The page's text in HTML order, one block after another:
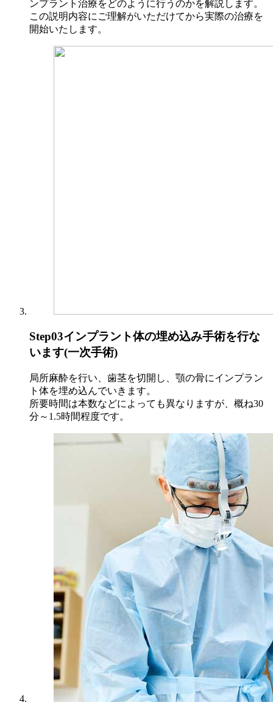
ンプラント治療をどのように行うのかを解説します。
この説明内容にご理解がいただけてから実際の治療を
開始いたします。
Step03インプラント体の埋め込み手術を行な
います(一次手術)
局所麻酔を行い、歯茎を切開し、顎の骨にインプラン
ト体を埋め込んでいきます。
所要時間は本数などによっても異なりますが、概ね30
分～1.5時間程度です。